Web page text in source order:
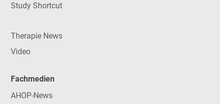
Study Shortcut
Therapie News
Video
Fachmedien
AHOP-News